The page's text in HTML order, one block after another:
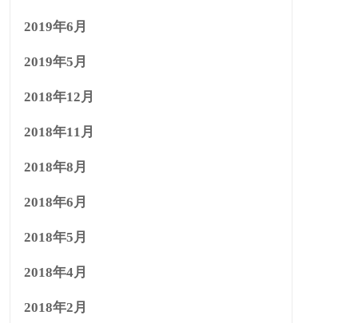
2019年6月
2019年5月
2018年12月
2018年11月
2018年8月
2018年6月
2018年5月
2018年4月
2018年2月